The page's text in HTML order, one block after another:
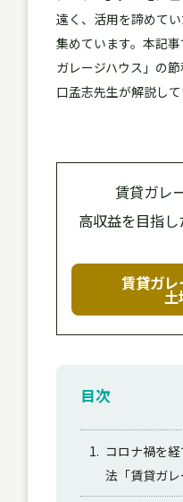
遠く、活用を諦めて
集めています。本記
ガレージハウス」の
口孟志先生が解説して
賃貸ガレ
高収益を目指
賃貸ガレ
土
目次
1. コロナ禍を
法「賃貸ガレ